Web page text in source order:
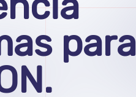
para